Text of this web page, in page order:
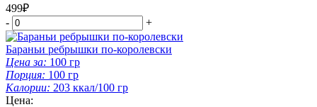
499₽
-
+
Бараньи ребрышки по-королевски
Цена за: 100 гр
Порция: 100 гр
Калории: 203 ккал/100 гр
Цена: